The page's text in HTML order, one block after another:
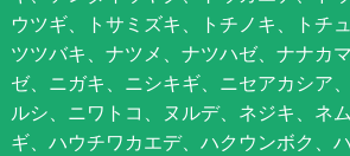
ウツギ、トサミズキ、トチノキ、トチ
ツツバキ、ナツメ、ナツハゼ、ナナカ
ゼ、ニガキ、ニシキギ、ニセアカシア
ルシ、ニワトコ、ヌルデ、ネジキ、ネ
ギ、ハウチワカエデ、ハクウンボク、